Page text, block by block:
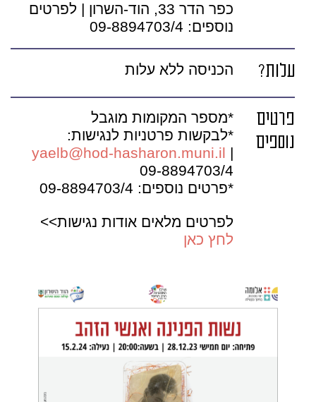
כפר הדר 33, הוד-השרון | לפרטים
נוספים: 09-8894703/4
עלות? הכניסה ללא עלות
פרטים
נוספים
*מספר המקומות מוגבל
*לבקשות פרטניות לנגישות:
yaelb@hod-hasharon.muni.il |
09-8894703/4
*פרטים נוספים: 09-8894703/4
לפרטים מלאים אודות נגישות>>
לחץ כאן